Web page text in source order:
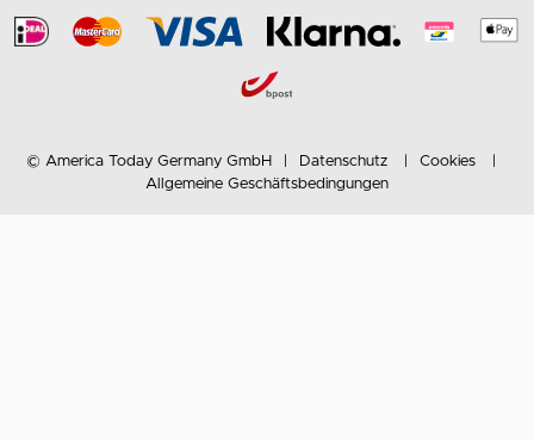
© America Today Germany GmbH Datenschutz
Cookies
Allgemeine Geschäftsbedingungen